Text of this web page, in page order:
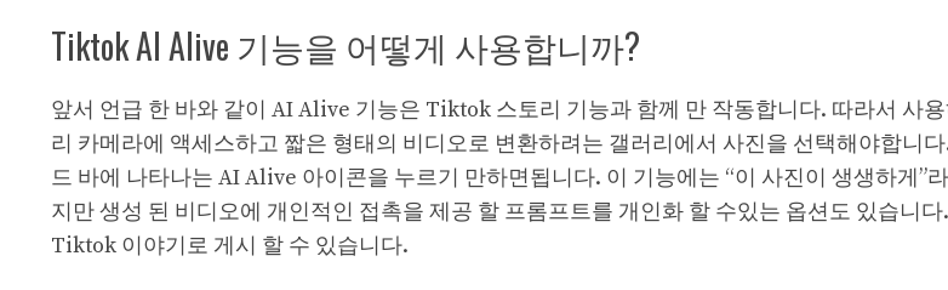
Tiktok AI Alive 기능을 어떻게 사용합니까?
앞서 언급 한 바와 같이 AI Alive 기능은 Tiktok 스토리 기능과 함께 만 작동합니다. 따라서 사
리 카메라에 액세스하고 짧은 형태의 비디오로 변환하려는 갤러리에서 사진을 선택해야합니
드 바에 나타나는 AI Alive 아이콘을 누르기 만하면됩니다. 이 기능에는 “이 사진이 생생하게”
지만 생성 된 비디오에 개인적인 접촉을 제공 할 프롬프트를 개인화 할 수있는 옵션도 있습니
Tiktok 이야기로 게시 할 수 있습니다.